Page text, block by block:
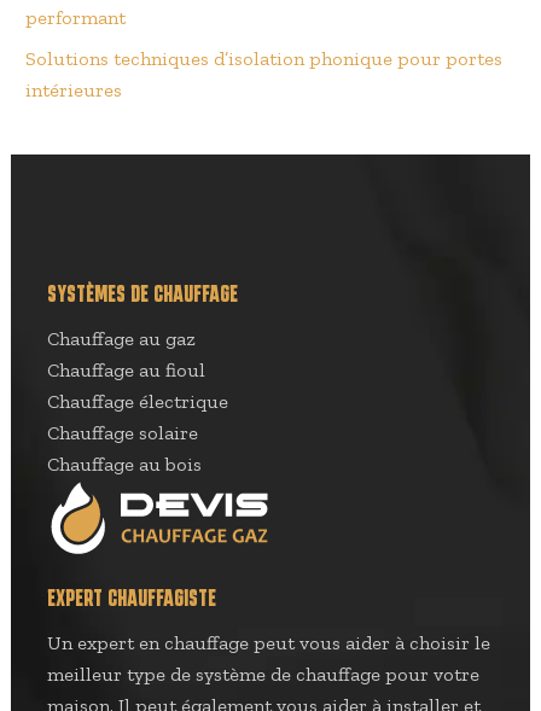
performant
Solutions techniques d’isolation phonique pour portes
intérieures
SYSTÈMES DE CHAUFFAGE
Chauffage au gaz
Chauffage au fioul
Chauffage électrique
Chauffage solaire
Chauffage au bois
EXPERT CHAUFFAGISTE
Un expert en chauffage peut vous aider à choisir le
meilleur type de système de chauffage pour votre
maison. Il peut également vous aider à installer et